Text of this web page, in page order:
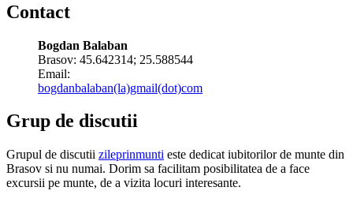
Contact
Bogdan Balaban
Brasov: 45.642314; 25.588544
Email:
bogdanbalaban(la)gmail(dot)com
Grup de discutii
Grupul de discutii zileprinmunti este dedicat iubitorilor de munte din
Brasov si nu numai. Dorim sa facilitam posibilitatea de a face
excursii pe munte, de a vizita locuri interesante.